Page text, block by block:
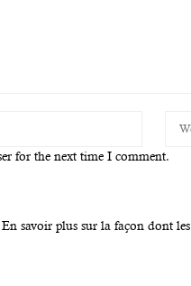
for the next time I comment.
En savoir plus sur la façon dont